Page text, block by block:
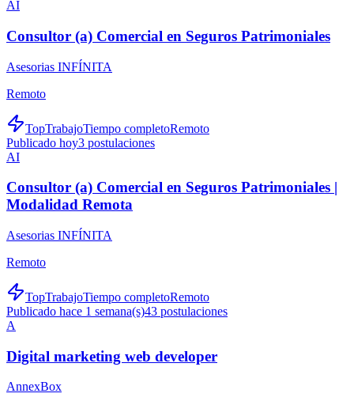
AI
Consultor (a) Comercial en Seguros Patrimoniales
Asesorias INFÍNITA
Remoto
TopTrabajoTiempo completoRemoto
Publicado hoy3 postulaciones
AI
Consultor (a) Comercial en Seguros Patrimoniales |
Modalidad Remota
Asesorias INFÍNITA
Remoto
TopTrabajoTiempo completoRemoto
Publicado hace 1 semana(s)43 postulaciones
A
Digital marketing web developer
AnnexBox